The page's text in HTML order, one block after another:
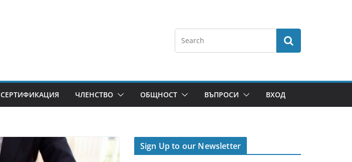
СЕРТИФИКАЦИЯ ЧЛЕНСТВО ОБЩНОСТ ВЪПРОСИ ВХОД
Sign Up to our Newsletter